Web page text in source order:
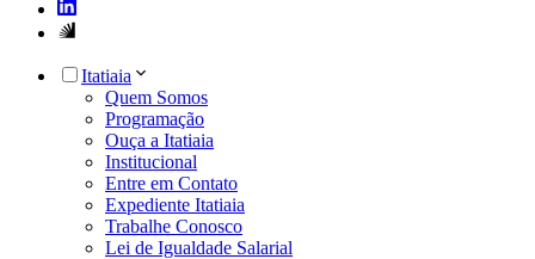
Itatiaia
Quem Somos
Programação
Ouça a Itatiaia
Institucional
Entre em Contato
Expediente Itatiaia
Trabalhe Conosco
Lei de Igualdade Salarial